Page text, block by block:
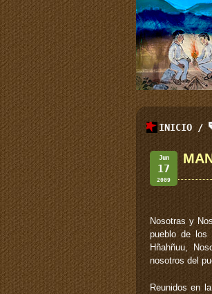
INICIO /
Jun
17
2009
Nosotras y
pueblo de los
Hñahñuu,
nosotros del
Reunidos en